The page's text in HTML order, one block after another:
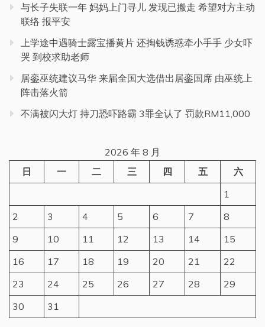
与长子失联一年 妈妈上门寻儿 发现已搬走 希望对方主动
联络 报平安
上学途中遇骑士露宝播黄片 还掏钱诱惑牵小手手 少女吓
哭 到校求助老师
居銮巫统建议马华 来届全国大选借出居銮国席 由巫统上
阵击落火箭
不满被闪大灯 持刀恐吓路霸 3罪全认了 罚款RM11,000
2026 年 8 月
日
一 二 三 四 五
六
1
2
3 4 5 6 7
8
9
10 11 12 13 14
15
16
17 18 19 20 21
22
23
24 25 26 27 28
29
30
31